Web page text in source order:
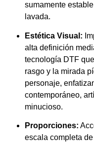
sumamente
lavada.
Estética Visual:
alta definición
tecnología DTF
rasgo y la mirada
personaje,
contemporáneo,
minucioso.
Proporciones:
escala completa